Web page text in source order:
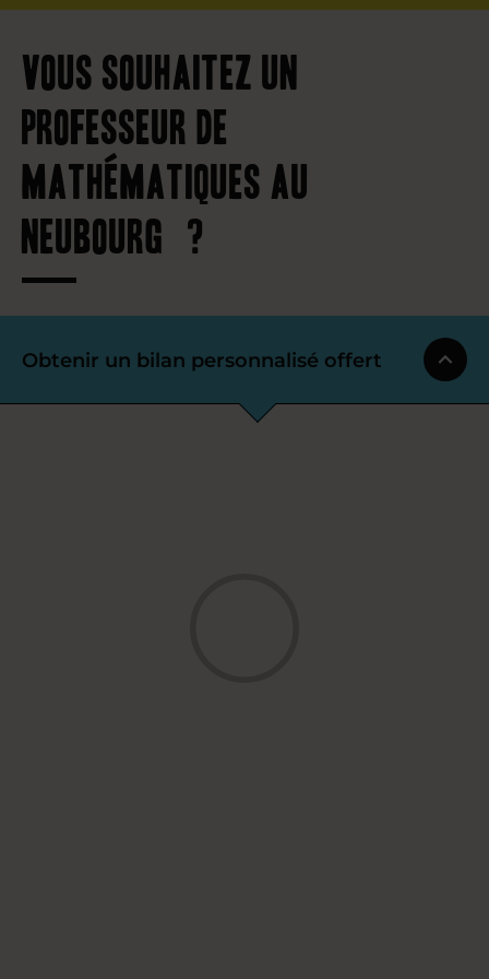
Vous souhaitez un
professeur de
mathématiques au
Neubourg ?
Obtenir un bilan personnalisé offert